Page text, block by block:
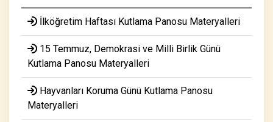
İlköğretim Haftası Kutlama Panosu Materyalleri
15 Temmuz, Demokrasi ve Milli Birlik Günü
Kutlama Panosu Materyalleri
Hayvanları Koruma Günü Kutlama Panosu
Materyalleri